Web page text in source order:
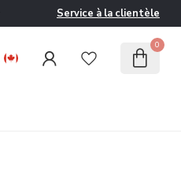
Service à la clientèle
0